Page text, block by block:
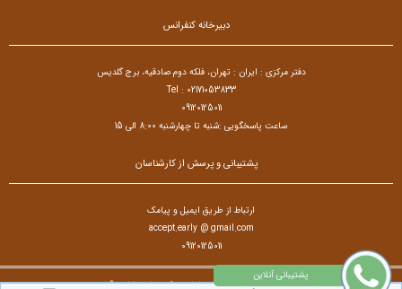
دبیرخانه کنفرانس
دفتر مرکزی : ایران : تهران، فلکه دوم صادقیه، برج گلدیس
Tel : 02171053833
09120125011
ساعت پاسخگویی :شنبه تا چهارشنبه 8:00 الی 15
پشتیبانی و پرسش از کارشناسان
ارتباط از طریق ایمیل و پیامک
accept.early @ gmail.com
09120125011
تمام حقوق مادی و معنوی برای کنفرانس بین المللی زبان،ادبیات، فرهنگ و تاریخ محفوظ است. © ۱۴۰۵